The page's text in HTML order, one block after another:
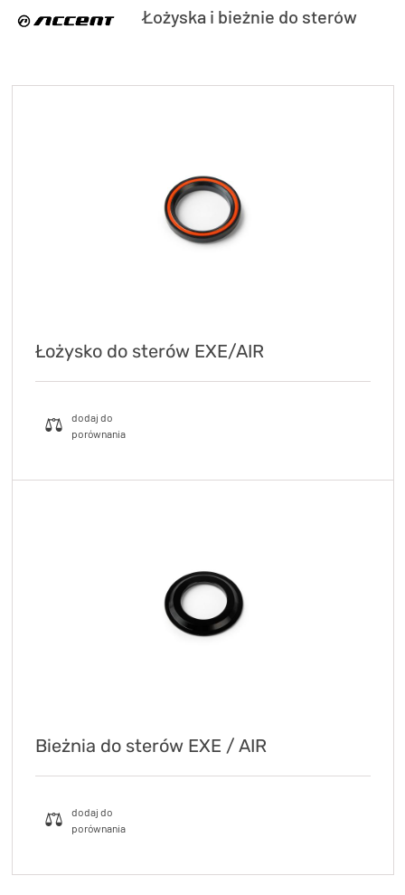
Łożyska i bieżnie do sterów
Łożysko do sterów EXE/AIR
Bieżnia do sterów EXE / AIR